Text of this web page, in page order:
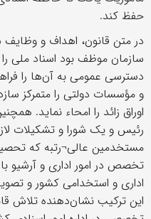
حفظ کند.
در متن قانون، اهداف و
سازمان موظف بود اسناد ملی
دسترسی عمومی به آن‌ها را
و مؤسسات دولتی را متمرکز
اوراق زائد را امحاء نماید.
رئیس و یک شورا و تشکیلات
مستخدمین عالی¬رتبه که
تخصص در امور اداری و آرشیو
اداری و استخدامی کشور و
این ترکیب نشان‌دهنده تلاش